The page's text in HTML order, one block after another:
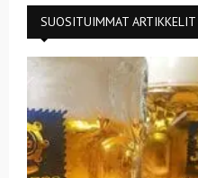
SUOSITUIMMAT ARTIKKELIT